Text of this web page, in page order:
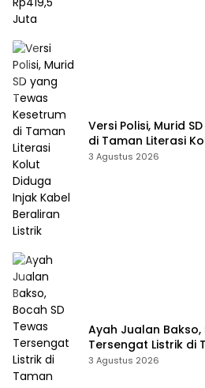
Versi Polisi, Murid
di Taman Literasi
Beraliran Listrik
3 Agustus 2026
Ayah Jualan Bakso,
Tersengat Listrik di
Utara
3 Agustus 2026